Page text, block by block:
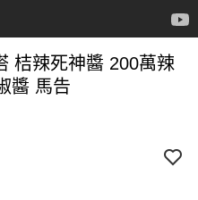
桔辣死神醬 200萬辣
醬 馬告